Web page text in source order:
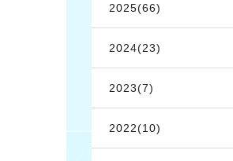
2025(66)
2024(23)
2023(7)
2022(10)